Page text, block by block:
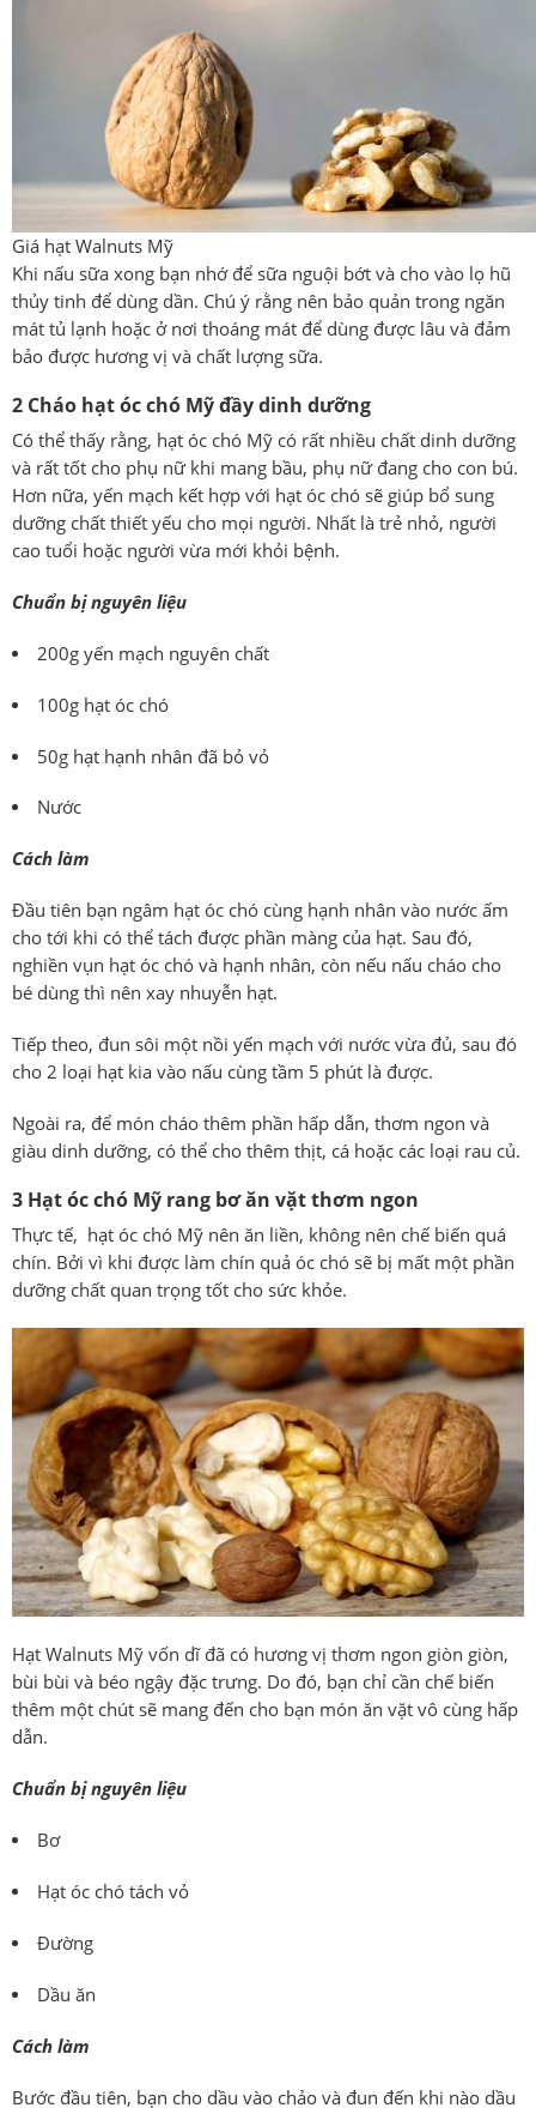
Giá hạt Walnuts Mỹ
Khi nấu sữa xong bạn nhớ để sữa nguội bớt và cho vào lọ hũ
thủy tinh để dùng dần. Chú ý rằng nên bảo quản trong ngăn
mát tủ lạnh hoặc ở nơi thoáng mát để dùng được lâu và đảm
bảo được hương vị và chất lượng sữa.
2 Cháo hạt óc chó Mỹ đầy dinh dưỡng
Có thể thấy rằng, hạt óc chó Mỹ có rất nhiều chất dinh dưỡng
và rất tốt cho phụ nữ khi mang bầu, phụ nữ đang cho con bú.
Hơn nữa, yến mạch kết hợp với hạt óc chó sẽ giúp bổ sung
dưỡng chất thiết yếu cho mọi người. Nhất là trẻ nhỏ, người
cao tuổi hoặc người vừa mới khỏi bệnh.
Chuẩn bị nguyên liệu
200g yến mạch nguyên chất
100g hạt óc chó
50g hạt hạnh nhân đã bỏ vỏ
Nước
Cách làm
Đầu tiên bạn ngâm hạt óc chó cùng hạnh nhân vào nước ấm
cho tới khi có thể tách được phần màng của hạt. Sau đó,
nghiền vụn hạt óc chó và hạnh nhân, còn nếu nấu cháo cho
bé dùng thì nên xay nhuyễn hạt.
Tiếp theo, đun sôi một nồi yến mạch với nước vừa đủ, sau đó
cho 2 loại hạt kia vào nấu cùng tầm 5 phút là được.
Ngoài ra, để món cháo thêm phần hấp dẫn, thơm ngon và
giàu dinh dưỡng, có thể cho thêm thịt, cá hoặc các loại rau củ.
3 Hạt óc chó Mỹ rang bơ ăn vặt thơm ngon
Thực tế, hạt óc chó Mỹ nên ăn liền, không nên chế biến quá
chín. Bởi vì khi được làm chín quả óc chó sẽ bị mất một phần
dưỡng chất quan trọng tốt cho sức khỏe.
Hạt Walnuts Mỹ vốn dĩ đã có hương vị thơm ngon giòn giòn,
bùi bùi và béo ngậy đặc trưng. Do đó, bạn chỉ cần chế biến
thêm một chút sẽ mang đến cho bạn món ăn vặt vô cùng hấp
dẫn.
Chuẩn bị nguyên liệu
Bơ
Hạt óc chó tách vỏ
Đường
Dầu ăn
Cách làm
Bước đầu tiên, bạn cho dầu vào chảo và đun đến khi nào dầu